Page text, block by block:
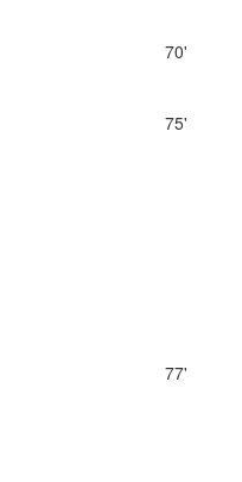
70'
75'
77'